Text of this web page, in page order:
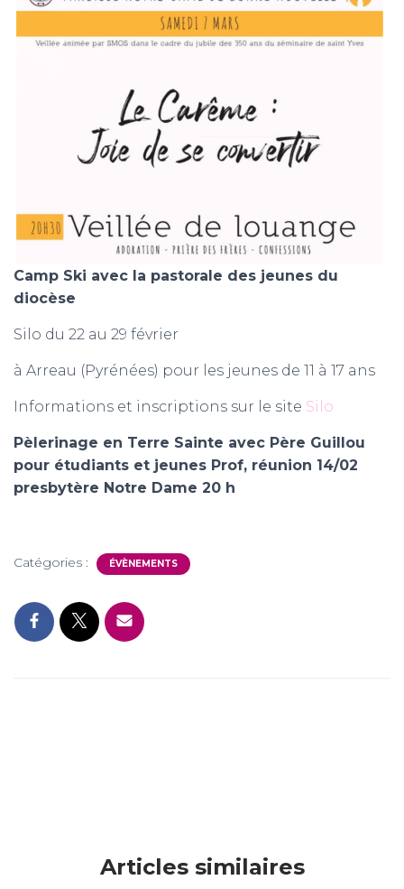
Camp Ski avec la pastorale des jeunes du
diocèse
Silo du 22 au 29 février
à Arreau (Pyrénées) pour les jeunes de 11 à 17 ans
Informations et inscriptions sur le site Silo
Pèlerinage en Terre Sainte avec Père Guillou
pour étudiants et jeunes Prof, réunion 14/02
presbytère Notre Dame 20 h
Catégories : ÉVÈNEMENTS
Articles similaires